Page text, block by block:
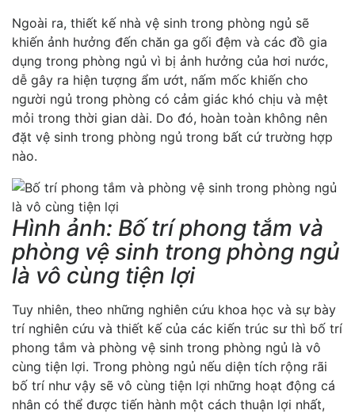
Ngoài ra, thiết kế nhà vệ sinh trong phòng ngủ sẽ
khiến ảnh hưởng đến chăn ga gối đệm và các đồ gia
dụng trong phòng ngủ vì bị ảnh hưởng của hơi nước,
dễ gây ra hiện tượng ẩm ướt, nấm mốc khiến cho
người ngủ trong phòng có cảm giác khó chịu và mệt
mỏi trong thời gian dài. Do đó, hoàn toàn không nên
đặt vệ sinh trong phòng ngủ trong bất cứ trường hợp
nào.
Hình ảnh: Bố trí phong tắm và
phòng vệ sinh trong phòng ngủ
là vô cùng tiện lợi
Tuy nhiên, theo những nghiên cứu khoa học và sự bày
trí nghiên cứu và thiết kế của các kiến trúc sư thì bố trí
phong tắm và phòng vệ sinh trong phòng ngủ là vô
cùng tiện lợi. Trong phòng ngủ nếu diện tích rộng rãi
bố trí như vậy sẽ vô cùng tiện lợi những hoạt động cá
nhân có thể được tiến hành một cách thuận lợi nhất,